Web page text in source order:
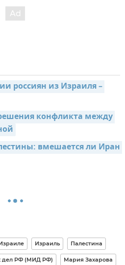
россиян из Израиля –
конфликта между
вмешается ли Иран
Израиль Палестина
дел РФ (МИД РФ) Мария Захарова